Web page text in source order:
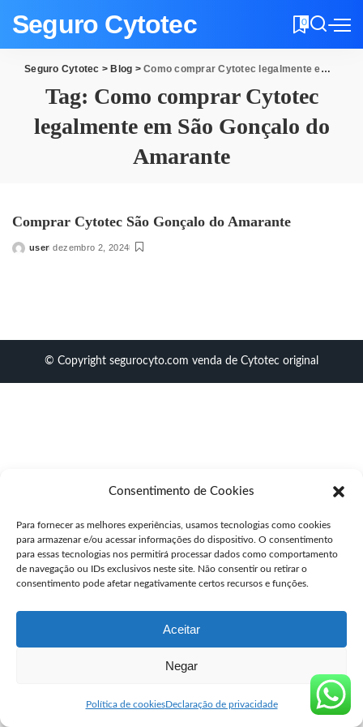
Consentimento de Cookies
Para fornecer as melhores experiências, usamos tecnologias como cookies
para armazenar e/ou acessar informações do dispositivo. O consentimento
para essas tecnologias nos permitirá processar dados como comportamento
de navegação ou IDs exclusivos neste site. Não consentir ou retirar o
consentimento pode afetar negativamente certos recursos e funções.
Aceitar
Negar
Política de cookiesDeclaração de privacidade
Seguro Cytotec 0
Seguro Cytotec > Blog >Como comprar Cytotec legalmente em São Gonçalo do Amarante
Tag: Como comprar Cytotec
legalmente em São Gonçalo do
Amarante
Comprar Cytotec São Gonçalo do Amarante
Posted
user dezembro 2, 2024
© Copyright segurocyto.com venda de Cytotec original